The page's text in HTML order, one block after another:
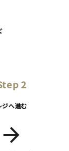
2
ジへ進む
arrow_forward